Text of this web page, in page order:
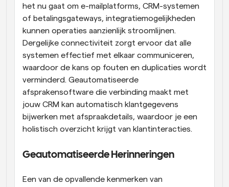
het nu gaat om e-mailplatforms, CRM-systemen
of betalingsgateways, integratiemogelijkheden
kunnen operaties aanzienlijk stroomlijnen.
Dergelijke connectiviteit zorgt ervoor dat alle
systemen effectief met elkaar communiceren,
waardoor de kans op fouten en duplicaties wordt
verminderd. Geautomatiseerde
afsprakensoftware die verbinding maakt met
jouw CRM kan automatisch klantgegevens
bijwerken met afspraakdetails, waardoor je een
holistisch overzicht krijgt van klantinteracties.
Geautomatiseerde Herinneringen
Een van de opvallende kenmerken van